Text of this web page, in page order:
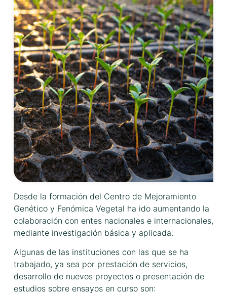
Desde la formación del Centro de Mejoramiento
Genético y Fenómica Vegetal ha ido aumentando la
colaboración con entes nacionales e internacionales,
mediante investigación básica y aplicada.
Algunas de las instituciones con las que se ha
trabajado, ya sea por prestación de servicios,
desarrollo de nuevos proyectos o presentación de
estudios sobre ensayos en curso son: